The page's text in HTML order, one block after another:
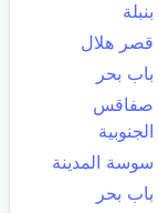
بنبلة
قصر هلال
باب بحر
صفاقس
الجنوبية
سوسة المدينة
باب بحر